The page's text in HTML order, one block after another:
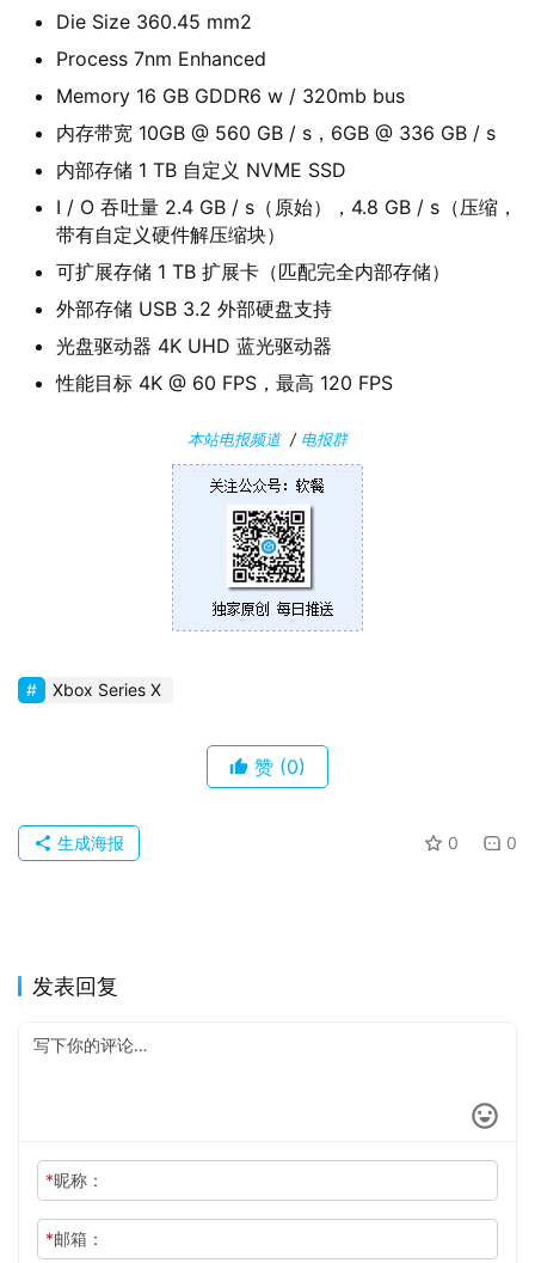
C
软
苹
Die Size 360​​.45 mm2
Process 7nm Enhanced
Memory 16 GB GDDR6 w / 320mb bus
内存带宽 10GB @ 560 GB / s，6GB @ 336 GB / s
内部存储 1 TB 自定义 NVME SSD
I / O 吞吐量 2.4 GB / s（原始），4.8 GB / s（压缩，
带有自定义硬件解压缩块）
可扩展存储 1 TB 扩展卡（匹配完全内部存储）
外部存储 USB 3.2 外部硬盘支持
光盘驱动器 4K UHD 蓝光驱动器
性能目标 4K @ 60 FPS，最高 120 FPS
本站电报频道/ 电报群
Xbox Series X
赞 (0)
0 0
生成海报
发表回复
*昵称：
*邮箱：